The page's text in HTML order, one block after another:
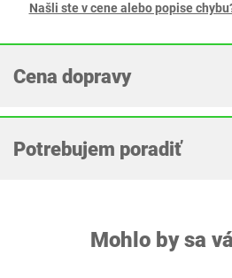
Našli ste v cene alebo popise
Cena dopravy
Potrebujem poradiť
Mohlo by sa